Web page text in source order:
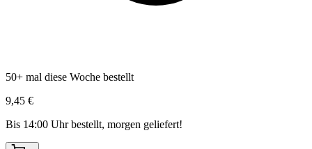
50+ mal diese Woche bestellt
9,45 €
Bis 14:00 Uhr bestellt, morgen geliefert!